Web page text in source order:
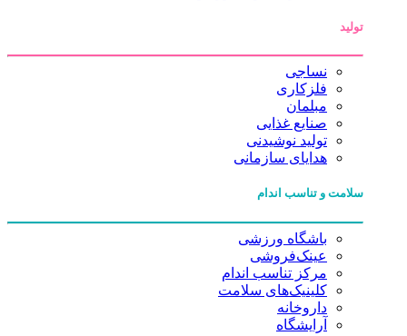
تولید
نساجی
فلزکاری
مبلمان
صنایع غذایی
تولید نوشیدنی
هدایای سازمانی
سلامت و تناسب اندام
باشگاه ورزشی
عینک‌فروشی
مرکز تناسب اندام
کلینیک‌های سلامت
داروخانه
آرایشگاه